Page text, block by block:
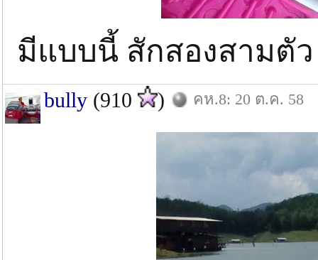
มีแบบนี้ สักสองสามตั
bully (910 ) คห.8: 20 ต.ค. 58